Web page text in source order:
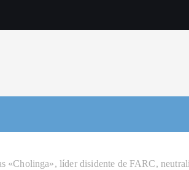
«Cholinga», líder disidente de FARC,